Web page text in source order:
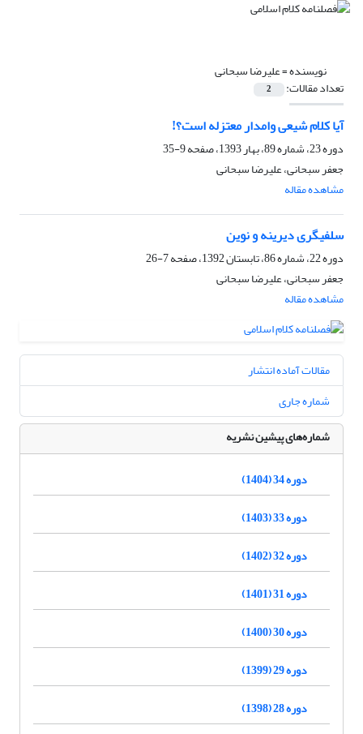
نویسنده =علیرضا سبحانی
تعداد مقالات: 2
آیا کلام شیعى وامدار معتزله است؟!
دوره 23، شماره 89، بهار 1393، صفحه
9-35
جعفر سبحانی، علیرضا سبحانی
مشاهده مقاله
سلفى‏گرى دیرینه و نوین
دوره 22، شماره 86، تابستان 1392، صفحه
7-26
جعفر سبحانی، علیرضا سبحانی
مشاهده مقاله
مقالات آماده انتشار
شماره جاری
شماره‌های پیشین نشریه
دوره 34 (1404)
دوره 33 (1403)
دوره 32 (1402)
دوره 31 (1401)
دوره 30 (1400)
دوره 29 (1399)
دوره 28 (1398)